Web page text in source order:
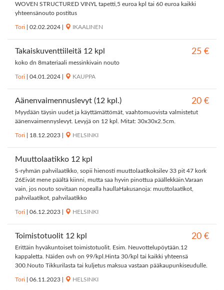
WOVEN STRUCTURED VINYL tapetti,5 euroa kpl tai 60 euroa kaikki
yhteensänouto postitus
Tori 02.02.2024 IKAALINEN
Takaiskuventtiileitä 12 kpl 25 €
koko dn 8materiaali messinkivain nouto
Tori 04.01.2024 KAUPPA
Äänenvaimennuslevyt (12 kpl.) 20 €
Myydään täysin uudet ja käyttämättömät, vaahtomuovista valmistetut
äänenvaimennyslevyt. Levyjä on 12 kpl. Mitat: 30x30x2.5cm.
Tori 18.12.2023 HELSINKI
Muuttolaatikko 12 kpl
S-ryhmän pahvilaatikko, sopii hienosti muuttolaatikoksilev 33 pit 47 kork
26Eivät mene päältä kiinni, mutta saa hyvin pinottua päällekkäin.Varaan
vain, jos nouto sovitaan nopealla haullaHakusanoja: muuttolaatikot,
pahvilaatikot, pahvilaatikko
Tori 06.12.2023 HELSINKI
Toimistotuolit 12 kpl 20 €
Erittäin hyväkuntoiset toimistotuolit. Esim. Neuvottelupöytään.12
kappaletta. Näiden ovh on 99/kpl.Hinta 30/kpl tai kaikki yhteensä
300.Nouto Tikkurilasta tai kuljetus maksua vastaan pääkaupunkiseudulle.
Tori 06.11.2023 HELSINKI